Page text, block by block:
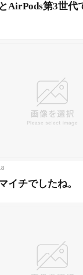
AirPods第3世代
イチでしたね。